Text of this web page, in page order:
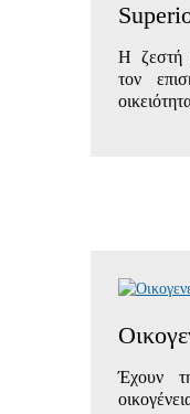
Η ζεστή
τον
Έχουν